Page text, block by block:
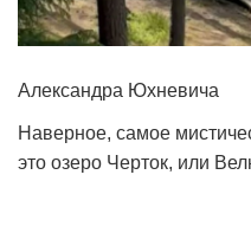
Александра Юхневича
Наверное, самое
это озеро Черток, или